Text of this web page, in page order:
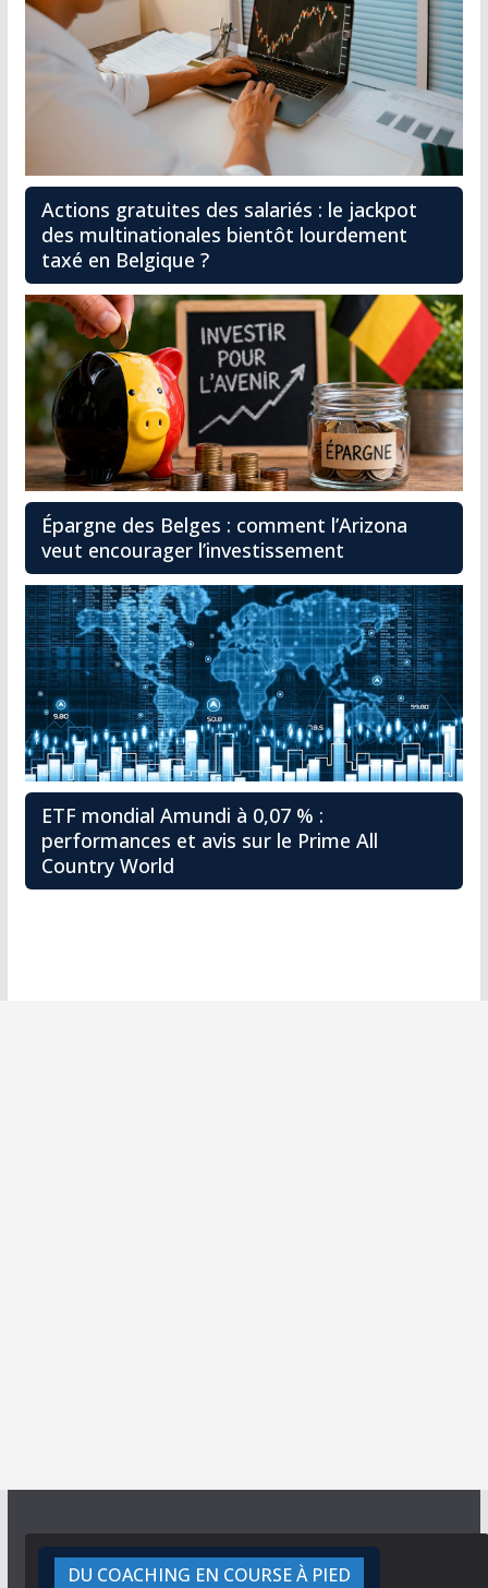
Actions gratuites des salariés : le jackpot
des multinationales bientôt lourdement
taxé en Belgique ?
Épargne des Belges : comment l’Arizona
veut encourager l’investissement
ETF mondial Amundi à 0,07 % :
performances et avis sur le Prime All
Country World
DU COACHING EN COURSE À PIED